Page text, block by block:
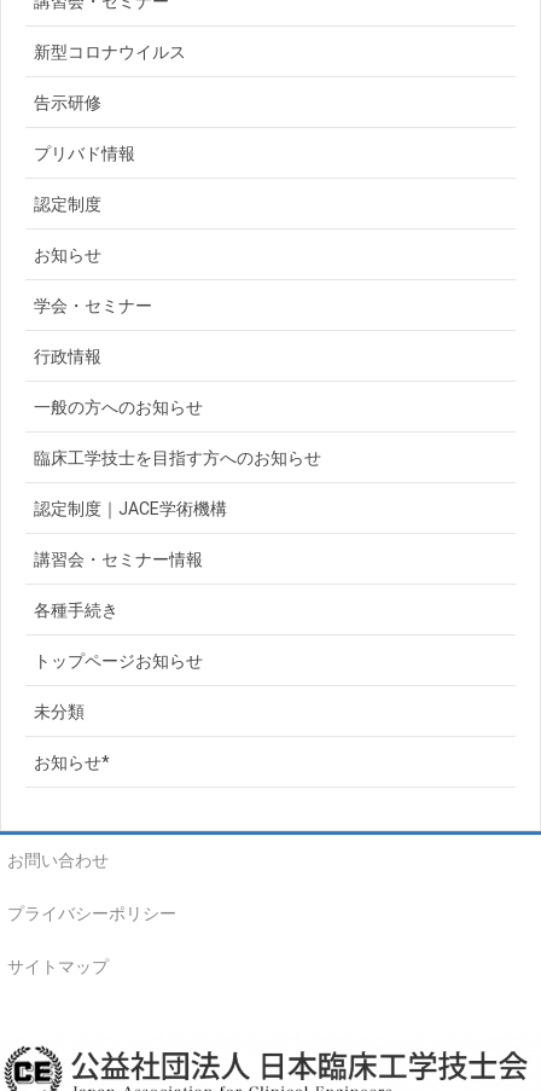
新型コロナウイルス
告示研修
プリバド情報
認定制度
お知らせ
学会・セミナー
行政情報
一般の方へのお知らせ
臨床工学技士を目指す方へのお知らせ
認定制度｜JACE学術機構
講習会・セミナー情報
各種手続き
トップページお知らせ
未分類
お知らせ*
お問い合わせ
プライバシーポリシー
サイトマップ